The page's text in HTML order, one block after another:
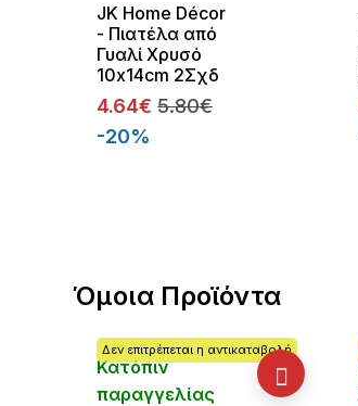
JK Home Décor
- Πιατέλα από
Γυαλί Χρυσό
10x14cm 2Σχδ
4.64€ 5.80€
-20%
Όμοια Προϊόντα
Δεν επιτρέπεται η αντικαταβολή
Κατόπιν
παραγγελίας